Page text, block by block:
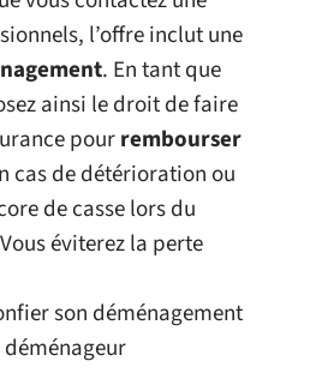
l’offre inclut une
. En tant que
ainsi le droit de faire
pourrembourser
cas de détérioration ou
de casse lors du
éviterez la perte
son déménagement
déménageur